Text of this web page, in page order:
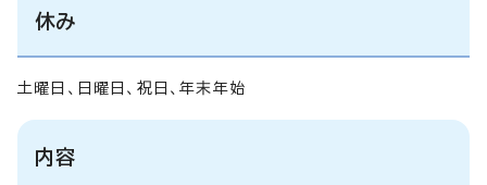
休み
土曜日、日曜日、祝日、年末年始
内容